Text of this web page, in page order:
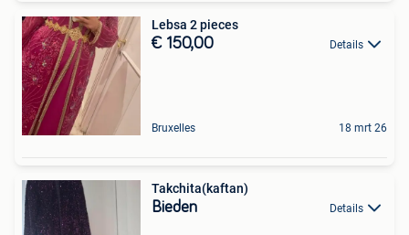
Lebsa 2 pieces
€ 150,00 Details
Bruxelles 18 mrt 26
Takchita(kaftan)
Bieden Details